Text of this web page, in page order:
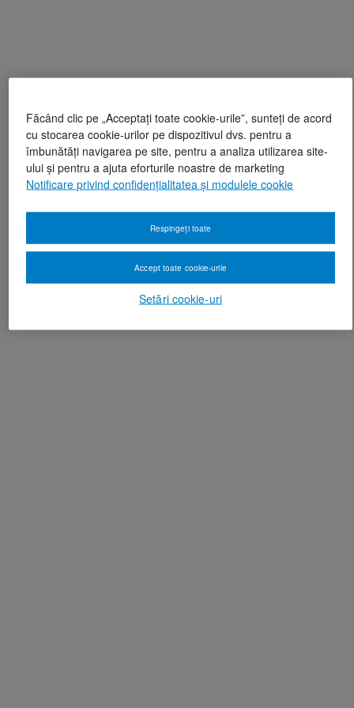
Făcând clic pe „Acceptați toate cookie-urile”, sunteți de acord
cu stocarea cookie-urilor pe dispozitivul dvs. pentru a
îmbunătăți navigarea pe site, pentru a analiza utilizarea site-
ului și pentru a ajuta eforturile noastre de marketing
Notificare privind confidențialitatea și modulele cookie
Setări cookie-uri
Respingeți toate
Accept toate cookie-urile